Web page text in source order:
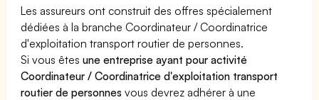
Les assureurs ont construit des offres spécialement
dédiées à la branche Coordinateur / Coordinatrice
d'exploitation transport routier de personnes.
Si vous êtesune entreprise ayant pour activité
Coordinateur / Coordinatrice d'exploitation transport
routier de personnes vous devrez adhérer à une